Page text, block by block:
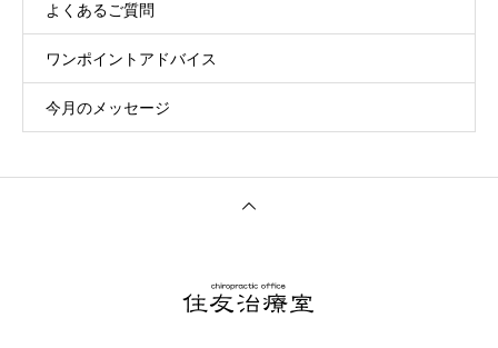
よくあるご質問
ワンポイントアドバイス
今月のメッセージ